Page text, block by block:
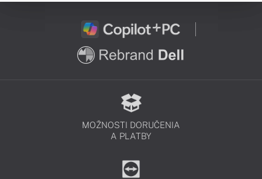
MOŽNOSTI DORUČENIA
A PLATBY